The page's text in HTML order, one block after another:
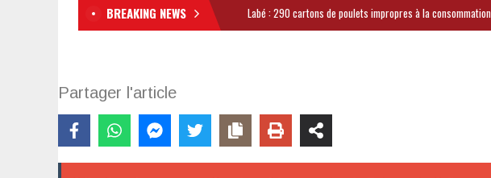
BREAKING NEWS Labé : 290 cartons de poulets impropres à la
Partager l'article